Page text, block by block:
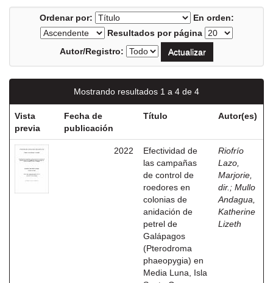
Ordenar por:
En orden:
Resultados por página
Autor/Registro:
Mostrando resultados 1 a 4 de 4
Vista
previa
Fecha de
publicación
Título Autor(es)
2022
Efectividad de
las campañas
de control de
roedores en
colonias de
anidación de
petrel de
Galápagos
(Pterodroma
phaeopygia) en
Media Luna, Isla
Riofrío
Lazo,
Marjorie,
dir. ; Mullo
Andagua,
Katherine
Lizeth